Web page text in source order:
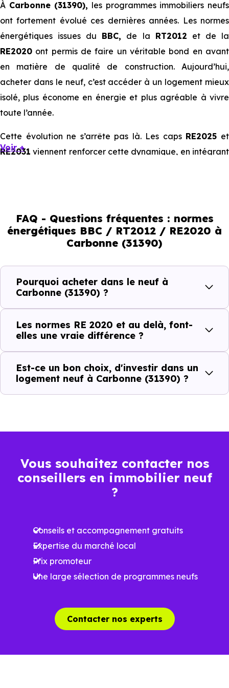
À Carbonne (31390), les programmes immobiliers neufs
ont fortement évolué ces dernières années. Les normes
énergétiques issues du BBC, de la RT2012 et de la
RE2020 ont permis de faire un véritable bond en avant
en matière de qualité de construction. Aujourd’hui,
acheter dans le neuf, c’est accéder à un logement mieux
isolé, plus économe en énergie et plus agréable à vivre
toute l’année.
Cette évolution ne s’arrête pas là. Les caps RE2025 et
RE2031 viennent renforcer cette dynamique, en intégrant
immobilier, en valorisant les biens les plus performants.
En résumé :
Normes énergétiques de
l’immobilier neuf
BBC, RT2012, RE2020
Isolations thermiques
et phoniques
Économies
mensuelles sur les
Plus grande
Espaces ouverts
…
RE2025 et RE2031
à la construction
améliorées
environnemental
réduit
Voir +
FAQ - Questions fréquentes : normes
énergétiques BBC / RT2012 / RE2020 à
Carbonne (31390)
Pourquoi acheter dans le neuf à
Carbonne (31390) ?
Les normes RE 2020 et au delà, font-
elles une vraie différence ?
Est-ce un bon choix, d'investir dans un
logement neuf à Carbonne (31390) ?
Vous souhaitez contacter nos
conseillers en immobilier neuf
?
Conseils et accompagnement gratuits
Expertise du marché local
Prix promoteur
Une large sélection de programmes neufs
Contacter nos experts